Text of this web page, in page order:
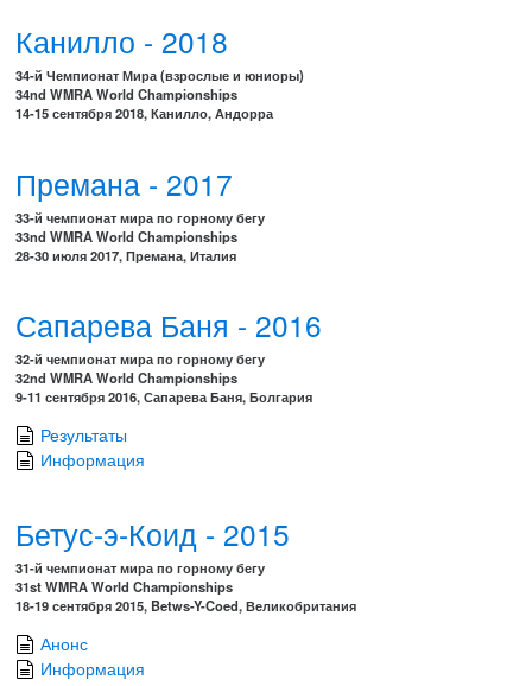
Канилло - 2018
34-й Чемпионат Мира (взрослые и юниоры)
34nd WMRA World Championships
14-15 сентября 2018, Канилло, Андорра
Премана - 2017
33-й чемпионат мира по горному бегу
33nd WMRA World Championships
28-30 июля 2017, Премана, Италия
Сапарева Баня - 2016
32-й чемпионат мира по горному бегу
32nd WMRA World Championships
9-11 сентября 2016, Сапарева Баня, Болгария
Результаты
Информация
Бетус-э-Коид - 2015
31-й чемпионат мира по горному бегу
31st WMRA World Championships
18-19 сентября 2015, Betws-Y-Coed, Великобритания
Анонс
Информация